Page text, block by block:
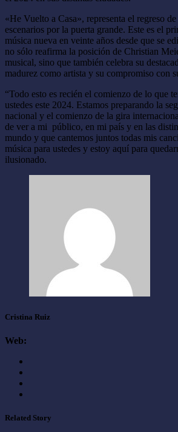
«He Vuelto a Casa», representa el regreso
escenarios por la puerta grande. Este es el
música nueva en veinte años desde que se
no sólo reafirma la posición de Christian
musical, sino que también celebra su
madurez como artista y su compromiso con
“Todo esto es recién el comienzo de lo que
ustedes este 2024. Estamos preparando la
nacional y el comienzo de la gira
de ver a mi público, en mi país y en las
mundo y que cantemos juntos todas mis
música para ustedes y estoy aquí para
ilusionado.
Cristina Ruiz
Web:
Related Story